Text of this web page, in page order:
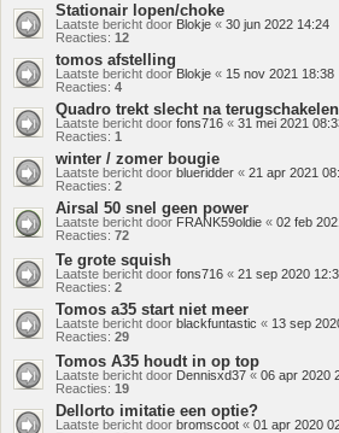
Stationair lopen/choke
Laatste bericht door Blokje « 30 jun 2022 14:24
Reacties: 12
tomos afstelling
Laatste bericht door Blokje « 15 nov 2021 18:38
Reacties: 4
Quadro trekt slecht na terugschakelen
Laatste bericht door fons716 « 31 mei 2021
Reacties: 1
winter / zomer bougie
Laatste bericht door blueridder « 21 apr 2021
Reacties: 2
Airsal 50 snel geen power
Laatste bericht door FRANK59oldie « 02 feb
Reacties: 72
Te grote squish
Laatste bericht door fons716 « 21 sep 2020
Reacties: 2
Tomos a35 start niet meer
Laatste bericht door blackfuntastic « 13 sep
Reacties: 29
Tomos A35 houdt in op top
Laatste bericht door Dennisxd37 « 06 apr 2020
Reacties: 19
Dellorto imitatie een optie?
Laatste bericht door bromscoot « 01 apr 2020